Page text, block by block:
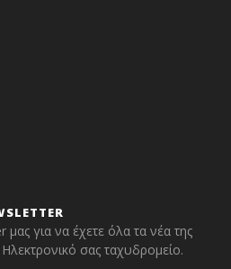
για να έχετε όλα τα νέα της
σας ταχυδρομείο.